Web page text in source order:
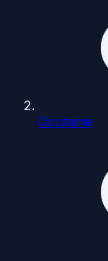
Occitanie